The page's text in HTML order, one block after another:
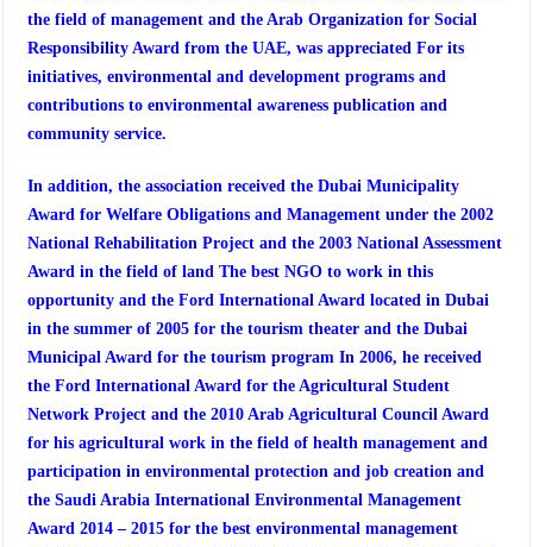
the field of management and the Arab Organization for Social
Responsibility Award from the UAE, was appreciated For its
initiatives, environmental and development programs and
contributions to environmental awareness publication and
community service.
In addition, the association received the Dubai Municipality
Award for Welfare Obligations and Management under the 2002
National Rehabilitation Project and the 2003 National Assessment
Award in the field of land The best NGO to work in this
opportunity and the Ford International Award located in Dubai
in the summer of 2005 for the tourism theater and the Dubai
Municipal Award for the tourism program In 2006, he received
the Ford International Award for the Agricultural Student
Network Project and the 2010 Arab Agricultural Council Award
for his agricultural work in the field of health management and
participation in environmental protection and job creation and
the Saudi Arabia International Environmental Management
Award 2014 – 2015 for the best environmental management